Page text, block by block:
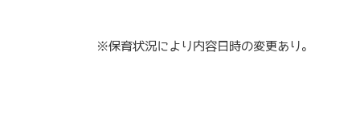
※保育状況により内容日時の変更あり。